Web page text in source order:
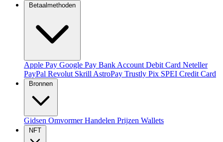
Betaalmethoden
Apple Pay Google Pay Bank Account Debit Card Neteller
PayPal Revolut Skrill AstroPay Trustly Pix SPEI Credit Card
Bronnen
Gidsen OmvormerHandelen Prijzen Wallets
NFT